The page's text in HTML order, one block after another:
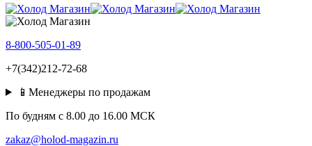
8-800-505-01-89
+7(342)212-72-68
📱Менеджеры по продажам
По будням c 8.00 до 16.00 МСК
zakaz@holod-magazin.ru